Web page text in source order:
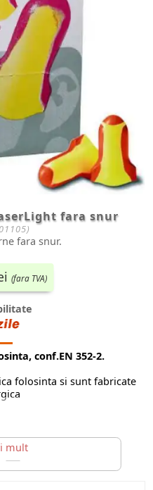
fara snur
)
fara snur.
(fara TVA)
conf.EN 352-2.
folosinta si sunt fabricate
(1 cutie)